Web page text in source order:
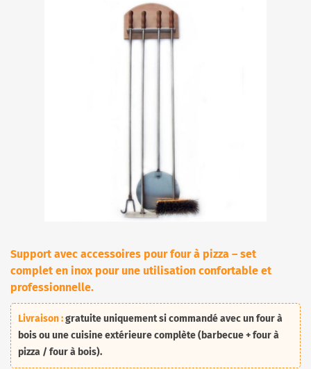
Support avec accessoires pour four à pizza – set
complet en inox pour une utilisation confortable et
professionnelle.
Livraison :gratuiteuniquementsi commandé avec unfour à
boisou unecuisine extérieure complète(barbecue + four à
pizza / four à bois).